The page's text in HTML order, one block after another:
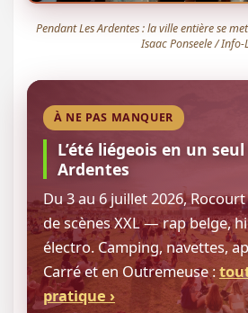
Pendant Les Ardentes : la ville entière se
Isaac Ponseele / Info-
À NE PAS MANQUER
L’été liégeois en un
Ardentes
Du 3 au 6 juillet 2026,
de scènes XXL — rap belge,
électro. Camping, navettes,
Carré et en Outremeuse :
pratique ›